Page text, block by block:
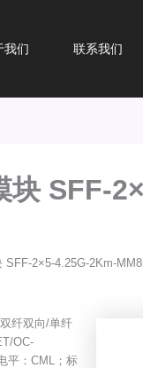
我们 联系我们
块 SFF-
SFF-2×5-4.25G-2Km-
纤双向/单纤
OC-
平：CML；标